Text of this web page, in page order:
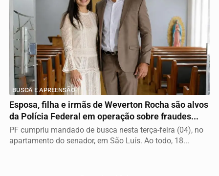
BUSCA E APREENSÃO
Esposa, filha e irmãs de Weverton Rocha são alvos
da Polícia Federal em operação sobre fraudes...
PF cumpriu mandado de busca nesta terça-feira (04), no
apartamento do senador, em São Luís. Ao todo, 18...